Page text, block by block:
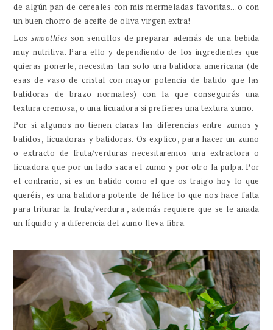
de algún pan de cereales con mis mermeladas favoritas…o con
un buen chorro de aceite de oliva virgen extra!
Los smoothies son sencillos de preparar además de una bebida
muy nutritiva. Para ello y dependiendo de los ingredientes que
quieras ponerle, necesitas tan solo una batidora americana (de
esas de vaso de cristal con mayor potencia de batido que las
batidoras de brazo normales) con la que conseguirás una
textura cremosa, o una licuadora si prefieres una textura zumo.
Por si algunos no tienen claras las diferencias entre zumos y
batidos, licuadoras y batidoras. Os explico, para hacer un zumo
o extracto de fruta/verduras necesitaremos una extractora o
licuadora que por un lado saca el zumo y por otro la pulpa. Por
el contrario, si es un batido como el que os traigo hoy lo que
queréis, es una batidora potente de hélice lo que nos hace falta
para triturar la fruta/verdura , además requiere que se le añada
un líquido y a diferencia del zumo lleva fibra.